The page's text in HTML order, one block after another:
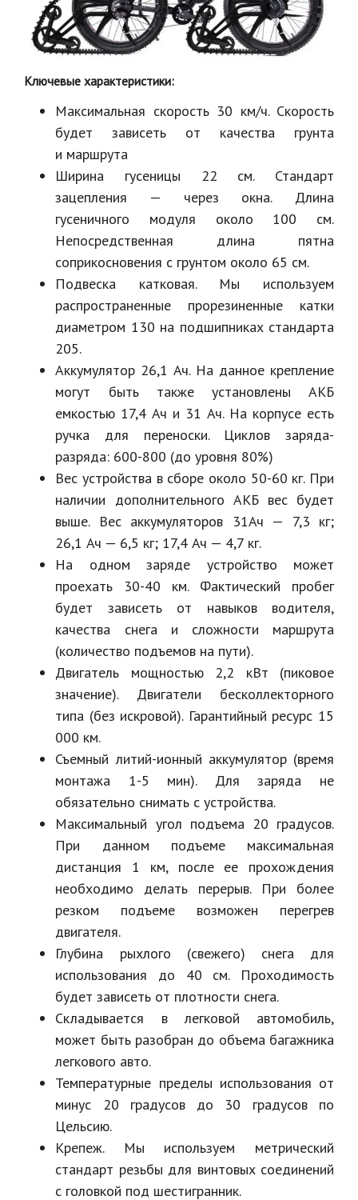
Ключевые характеристики:
Максимальная скорость 30 км/ч. Скорость
будет зависеть от качества грунта
и маршрута
Ширина гусеницы 22 см. Стандарт
зацепления — через окна. Длина
гусеничного модуля около 100 см.
Непосредственная длина пятна
соприкосновения с грунтом около 65 см.
Подвеска катковая. Мы используем
распространенные прорезиненные катки
диаметром 130 на подшипниках стандарта
205.
Аккумулятор 26,1 Ач. На данное крепление
могут быть также установлены АКБ
емкостью 17,4 Ач и 31 Ач. На корпусе есть
ручка для переноски. Циклов заряда-
разряда: 600-800 (до уровня 80%)
Вес устройства в сборе около 50-60 кг. При
наличии дополнительного АКБ вес будет
выше. Вес аккумуляторов 31Ач — 7,3 кг;
26,1 Ач — 6,5 кг; 17,4 Ач — 4,7 кг.
На одном заряде устройство может
проехать 30-40 км. Фактический пробег
будет зависеть от навыков водителя,
качества снега и сложности маршрута
(количество подъемов на пути).
Двигатель мощностью 2,2 кВт (пиковое
значение). Двигатели бесколлекторного
типа (без искровой). Гарантийный ресурс 15
000 км.
Съемный литий-ионный аккумулятор (время
монтажа 1-5 мин). Для заряда не
обязательно снимать с устройства.
Максимальный угол подъема 20 градусов.
При данном подъеме максимальная
дистанция 1 км, после ее прохождения
необходимо делать перерыв. При более
резком подъеме возможен перегрев
двигателя.
Глубина рыхлого (свежего) снега для
использования до 40 см. Проходимость
будет зависеть от плотности снега.
Складывается в легковой автомобиль,
может быть разобран до объема багажника
легкового авто.
Температурные пределы использования от
минус 20 градусов до 30 градусов по
Цельсию.
Крепеж. Мы используем метрический
стандарт резьбы для винтовых соединений
с головкой под шестигранник.